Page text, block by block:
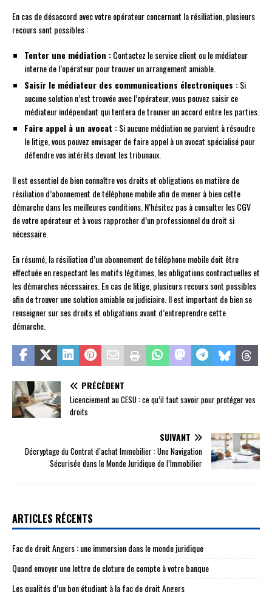
En cas de désaccord avec votre opérateur concernant la résiliation, plusieurs
recours sont possibles :
Tenter une médiation :Contactez le service client ou le médiateur
interne de l’opérateur pour trouver un arrangement amiable.
Saisir le médiateur des communications électroniques :Si
aucune solution n’est trouvée avec l’opérateur, vous pouvez saisir ce
médiateur indépendant qui tentera de trouver un accord entre les parties.
Faire appel à un avocat :Si aucune médiation ne parvient à résoudre
le litige, vous pouvez envisager de faire appel à un avocat spécialisé pour
défendre vos intérêts devant les tribunaux.
Il est essentiel de bien connaître vos droits et obligations en matière de
résiliation d’abonnement de téléphone mobile afin de mener à bien cette
démarche dans les meilleures conditions. N’hésitez pas à consulter les CGV
de votre opérateur et à vous rapprocher d’un professionnel du droit si
nécessaire.
En résumé, la résiliation d’un abonnement de téléphone mobile doit être
effectuée en respectant les motifs légitimes, les obligations contractuelles et
les démarches nécessaires. En cas de litige, plusieurs recours sont possibles
afin de trouver une solution amiable ou judiciaire. Il est important de bien se
renseigner sur ses droits et obligations avant d’entreprendre cette
démarche.
PRÉCÉDENT
Licenciement au CESU : ce qu’il faut savoir pour protéger vos
droits
SUIVANT
Décryptage du Contrat d’achat Immobilier : Une Navigation
Sécurisée dans le Monde Juridique de l’Immobilier
ARTICLES RÉCENTS
Fac de droit Angers : une immersion dans le monde juridique
Quand envoyer une lettre de cloture de compte à votre banque
Les qualités d’un bon étudiant à la fac de droit Angers